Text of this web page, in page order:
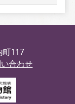
町117
合わせ